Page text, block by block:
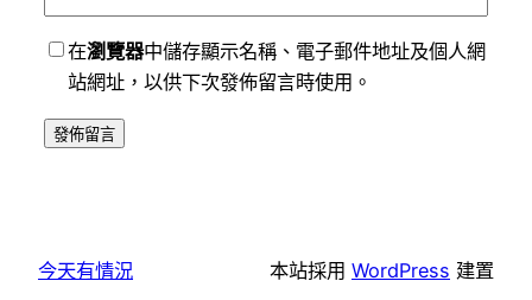
在瀏覽器中儲存顯示名稱、電子郵件地址及個人網
站網址，以供下次發佈留言時使用。
今天有情況 本站採用 WordPress 建置